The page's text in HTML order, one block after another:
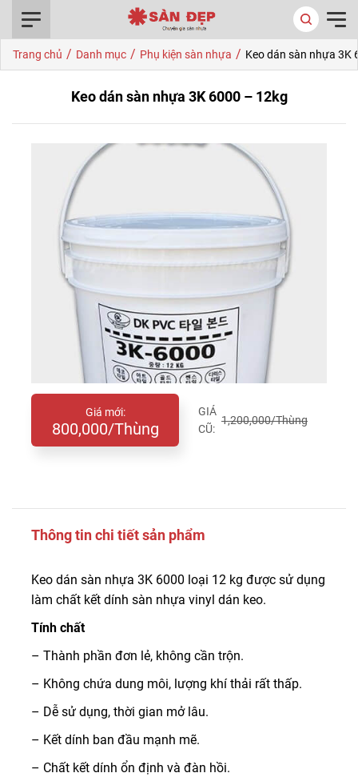
Trang chủ / Danh mục / Phụ kiện sàn nhựa / Keo dán sàn nhựa 3K
Keo dán sàn nhựa 3K 6000 – 12kg
Giá mới:
800,000/Thùng
GIÁ
CŨ:
1,200,000/Thùng
Thông tin chi tiết sản phẩm
Keo dán sàn nhựa 3K 6000 loại 12 kg được sử dụng
làm chất kết dính sàn nhựa vinyl dán keo.
Tính chất
– Thành phần đơn lẻ, không cần trộn.
– Không chứa dung môi, lượng khí thải rất thấp.
– Dễ sử dụng, thời gian mở lâu.
– Kết dính ban đầu mạnh mẽ.
– Chất kết dính ổn định và đàn hồi.